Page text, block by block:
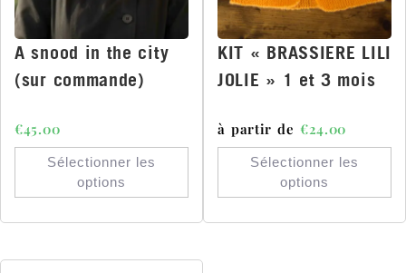
A snood in the city
(sur commande)
€45.00
Sélectionner les
options
KIT « BRASSIERE LILI
JOLIE » 1 et 3 mois
à partir de €24.00
Sélectionner les
options